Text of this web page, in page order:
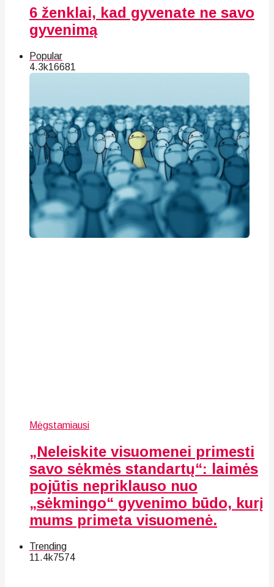
6 ženklai, kad gyvenate ne savo
gyvenimą
Popular
4.3k16681
Mėgstamiausi
„Neleiskite visuomenei primesti
savo sėkmės standartų“: laimės
pojūtis nepriklauso nuo
„sėkmingo“ gyvenimo būdo, kurį
mums primeta visuomenė.
Trending
11.4k7574